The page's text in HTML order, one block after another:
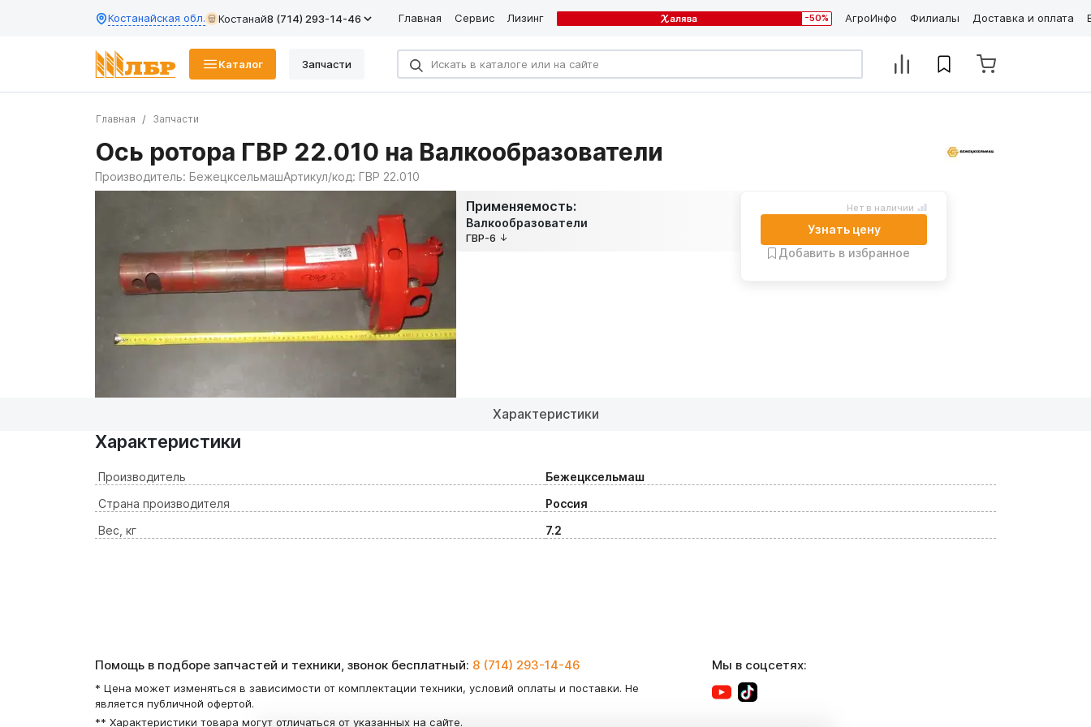
Костанайская обл. Костанай8 (714) 293-14-46 Главная Сервис Лизинг -50% АгроИнфо Филиалы Доставка и оплата
Каталог Запчасти
Главная Запчасти
Ось ротора ГВР 22.010 на Валкообразователи
Производитель: БежецксельмашАртикул/код: ГВР 22.010
Применяемость:
Валкообразователи
ГВР-6
Нет в наличии
Узнать цену
Добавить в избранное
Характеристики
Характеристики
Производитель
Бежецксельмаш
Страна производителя
Россия
Вес, кг
7.2
Помощь в подборе запчастей и техники, звонок бесплатный: 8 (714) 293-14-46
* Цена может изменяться в зависимости от комплектации техники, условий оплаты и поставки. Не
является публичной офертой.
** Характеристики товара могут отличаться от указанных на сайте.
Мы в соцсетях: